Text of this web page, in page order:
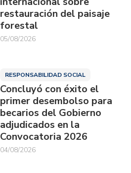
restauración del paisaje
forestal
05/08/2026
RESPONSABILIDAD SOCIAL
Concluyó con éxito el
primer desembolso para
becarios del Gobierno
adjudicados en la
Convocatoria 2026
04/08/2026